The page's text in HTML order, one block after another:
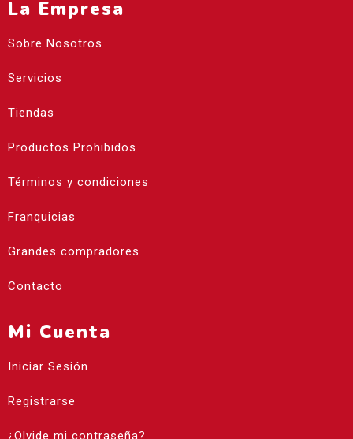
La Empresa
Sobre Nosotros
Servicios
Tiendas
Productos Prohibidos
Términos y condiciones
Franquicias
Grandes compradores
Contacto
Mi Cuenta
Iniciar Sesión
Registrarse
¿Olvide mi contraseña?